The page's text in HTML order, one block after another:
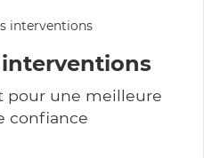
pour une meilleure
confiance